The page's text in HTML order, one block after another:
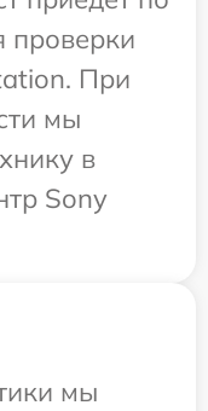
проверки
При
мы
в
Sony
мы